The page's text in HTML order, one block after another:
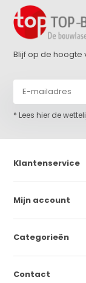
Blijf op de hoogte
* Lees hier de
Klantenservice
Mijn account
Categorieën
Contact